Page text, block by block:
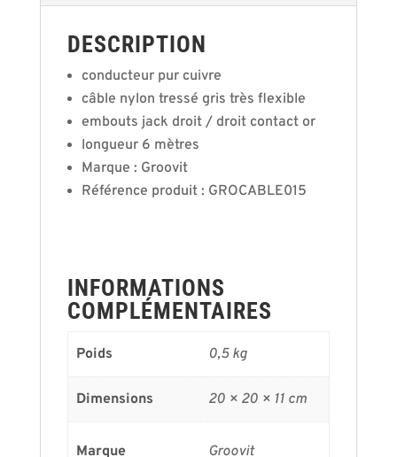
DESCRIPTION
conducteur pur cuivre
câble nylon tressé gris très flexible
embouts jack droit / droit contact or
longueur 6 mètres
Marque : Groovit
Référence produit : GROCABLE015
INFORMATIONS
COMPLÉMENTAIRES
Poids 0,5 kg
Dimensions 20 × 20 × 11 cm
Marque Groovit